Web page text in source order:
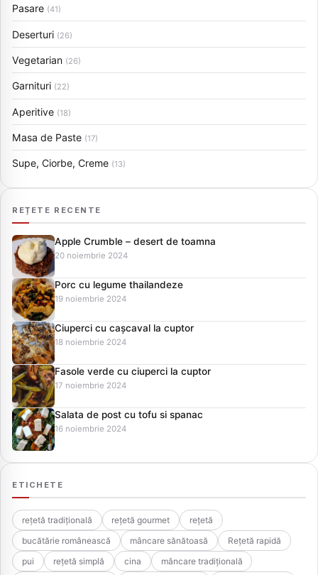
Pasare (41)
Deserturi (26)
Vegetarian (26)
Garnituri (22)
Aperitive (18)
Masa de Paste (17)
Supe, Ciorbe, Creme (13)
REȚETE RECENTE
Apple Crumble – desert de toamna
20 noiembrie 2024
Porc cu legume thailandeze
19 noiembrie 2024
Ciuperci cu cașcaval la cuptor
18 noiembrie 2024
Fasole verde cu ciuperci la cuptor
17 noiembrie 2024
Salata de post cu tofu si spanac
16 noiembrie 2024
ETICHETE
rețetă tradițională rețetă gourmet
rețetă
bucătărie românească
mâncare sănătoasă
Rețetă rapidă
pui
rețetă simplă cina
mâncare tradițională